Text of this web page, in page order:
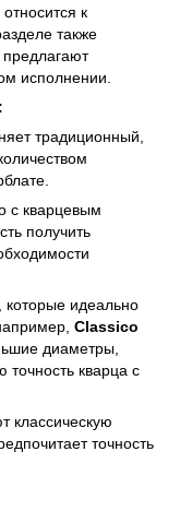
к
также
предлагают
исполнении.
традиционный,
с кварцевым
получить
идеально
Classico
диаметры,
точность кварца с
классическую
точность